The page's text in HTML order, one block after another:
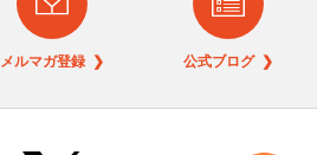
メルマガ登録 ❯ 公式ブログ ❯